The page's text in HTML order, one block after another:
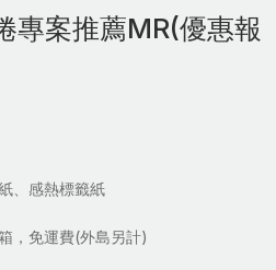
專案推薦MR(優惠報
、感熱標籤紙
，免運費(外島另計)